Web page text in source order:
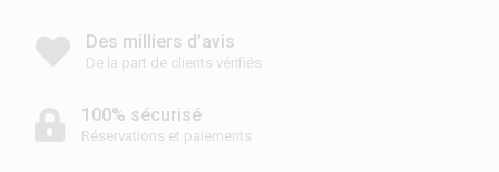
Des milliers d’avis
De la part de clients vérifiés
100% sécurisé
Réservations et paiements